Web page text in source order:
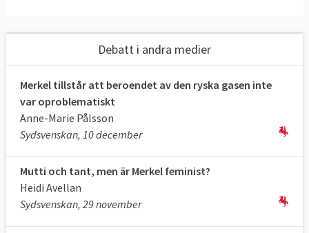
Debatt i andra medier
Merkel tillstår att beroendet av den ryska gasen inte
var oproblematiskt
Anne-Marie Pålsson
Sydsvenskan, 10 december
Mutti och tant, men är Merkel feminist?
Heidi Avellan
Sydsvenskan, 29 november